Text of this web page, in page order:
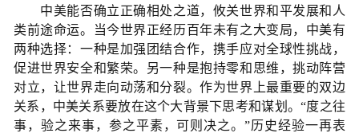
中美能否确立正确相处之道，攸关世界和平发展和人
类前途命运。当今世界正经历百年未有之大变局，中美有
两种选择：一种是加强团结合作，携手应对全球性挑战，
促进世界安全和繁荣。另一种是抱持零和思维，挑动阵营
对立，让世界走向动荡和分裂。作为世界上最重要的双边
关系，中美关系要放在这个大背景下思考和谋划。“度之往
事，验之来事，参之平素，可则决之。”历史经验一再表